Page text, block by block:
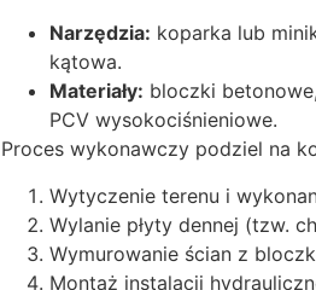
Narzędzia: koparka lub
kątowa.
Materiały: bloczki
PCV wysokociśnieniowe.
Proces wykonawczy podziel na
Wytyczenie terenu i
Wylanie płyty dennej (tzw.
Wymurowanie ścian z
Montaż instalacji